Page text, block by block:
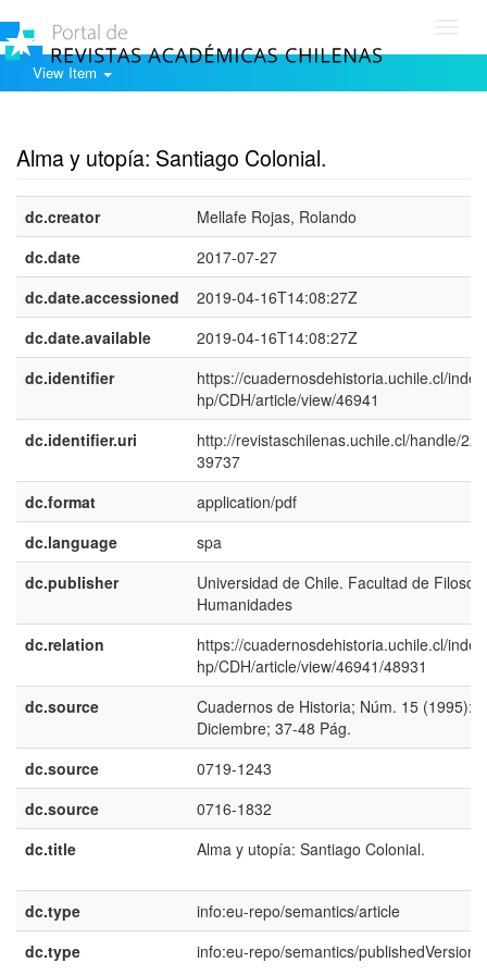
View Item
Alma y utopía: Santiago Colonial.
dc.creator
Mellafe Rojas, Rolando
dc.date
2017-07-27
dc.date.accessioned
2019-04-16T14:08:27Z
dc.date.available
2019-04-16T14:08:27Z
dc.identifier
https://cuadernosdehistoria.uchile.cl/
hp/CDH/article/view/46941
dc.identifier.uri
http://revistaschilenas.uchile.cl/handle/
39737
dc.format
application/pdf
dc.language
spa
dc.publisher
Universidad de Chile. Facultad de
Humanidades
dc.relation
https://cuadernosdehistoria.uchile.cl/
hp/CDH/article/view/46941/48931
dc.source
Cuadernos de Historia; Núm. 15 (1995):
Diciembre; 37-48 Pág.
dc.source
0719-1243
dc.source
0716-1832
dc.title
Alma y utopía: Santiago Colonial.
dc.type
info:eu-repo/semantics/article
dc.type
info:eu-repo/semantics/publishedVersion